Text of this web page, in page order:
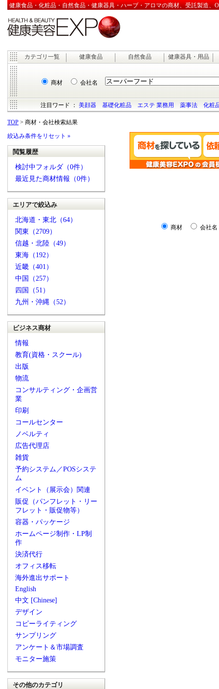
健康食品・化粧品・自然食品・健康器具・ハーブ・アロマの商材、受託製造、
カテゴリ一覧 健康食品 自然食品 健康器具・用品
商材 会社名
注目ワード ：美顔器 基礎化粧品 エステ 業務用 薬事法 化粧
TOP > 商材・会社検索結果
絞込み条件をリセット »
閲覧履歴
検討中フォルダ（0件）
最近見た商材情報（0件）
エリアで絞込み
北海道・東北（64）
関東（2709）
信越・北陸（49）
東海（192）
近畿（401）
中国（257）
四国（51）
九州・沖縄（52）
ビジネス商材
情報
教育(資格・スクール)
出版
物流
コンサルティング・企画営
業
印刷
コールセンター
ノベルティ
広告代理店
雑貨
予約システム／POSシステ
ム
イベント（展示会）関連
販促（パンフレット・リー
フレット・販促物等）
容器・パッケージ
ホームページ制作・LP制
作
決済代行
オフィス移転
海外進出サポート
English
中文 [Chinese]
デザイン
コピーライティング
サンプリング
アンケート＆市場調査
モニター施策
その他のカテゴリ
商材 会社名